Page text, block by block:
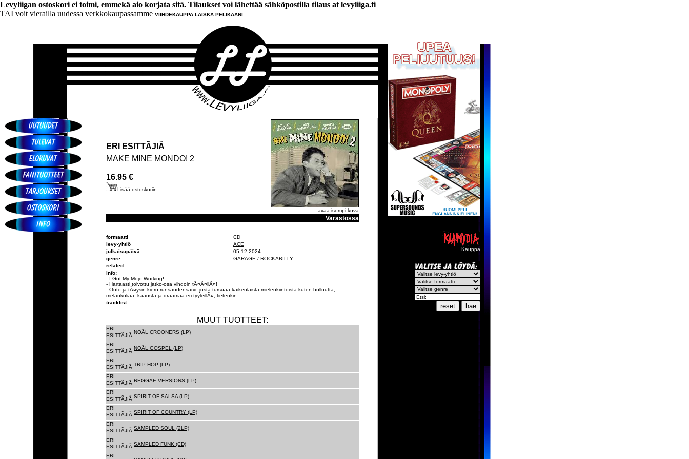
Levyliigan ostoskori ei toimi, emmekä aio korjata sitä. Tilaukset voi lähettää sähköpostilla tilaus at levyliiga.fi
TAI voit vierailla uudessa verkkokaupassamme VIIHDEKAUPPA LAISKA PELIKAANI
ERI ESITTÃJIÃ
MAKE MINE MONDO! 2
16.95 €
Lisää ostoskoriin
avaa isompi kuva
Varastossa
formaatti
CD
levy-yhtiö
ACE
julkaisupäivä
05.12.2024
genre
GARAGE / ROCKABILLY
related
info:
- I Got My Mojo Working!
- Hartaasti toivottu jatko-osa vihdoin tÃ¤Ã¤llÃ¤!
- Outo ja tÃ¤ysin kiero runsaudensarvi, josta tursuaa kaikenlaista mielenkiintoista kuten hulluutta,
melankoliaa, kaaosta ja draamaa eri tyyleillÃ¤, tietenkin.
tracklist:
MUUT TUOTTEET:
ERI
ESITTÃJIÃ
NOÃL CROONERS (LP)
ERI
ESITTÃJIÃ
NOÃL GOSPEL (LP)
ERI
ESITTÃJIÃ TRIP HOP (LP)
ERI
ESITTÃJIÃ REGGAE VERSIONS (LP)
ERI
ESITTÃJIÃ SPIRIT OF SALSA (LP)
ERI
ESITTÃJIÃ SPIRIT OF COUNTRY (LP)
ERI
ESITTÃJIÃ SAMPLED SOUL (2LP)
ERI
ESITTÃJIÃ SAMPLED FUNK (CD)
ERI
Kauppa